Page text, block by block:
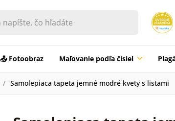
📤 Fotoobraz Maľovanie podľa čísiel
Samolepiaca tapeta jemné modré kvety s listami